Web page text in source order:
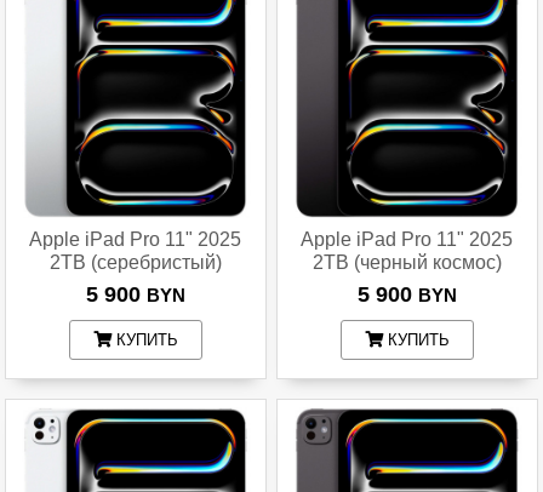
Apple iPad Pro 11" 2025
2TB (серебристый)
5 900 BYN
КУПИТЬ
Apple iPad Pro 11" 2025
2TB (черный космос)
5 900 BYN
КУПИТЬ